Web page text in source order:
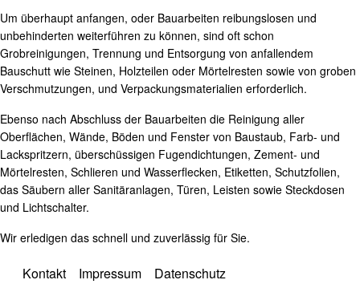
Um überhaupt anfangen, oder Bauarbeiten reibungslosen und
unbehinderten weiterführen zu können, sind oft schon
Grobreinigungen, Trennung und Entsorgung von anfallendem
Bauschutt wie Steinen, Holzteilen oder Mörtelresten sowie von groben
Verschmutzungen, und Verpackungsmaterialien erforderlich.
Ebenso nach Abschluss der Bauarbeiten die Reinigung aller
Oberflächen, Wände, Böden und Fenster von Baustaub, Farb- und
Lackspritzern, überschüssigen Fugendichtungen, Zement- und
Mörtelresten, Schlieren und Wasserflecken, Etiketten, Schutzfolien,
das Säubern aller Sanitäranlagen, Türen, Leisten sowie Steckdosen
und Lichtschalter.
Wir erledigen das schnell und zuverlässig für Sie.
Kontakt Impressum Datenschutz